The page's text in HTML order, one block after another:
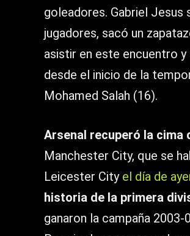
goleadores. Gabriel
jugadores, sacó un
asistir en este encuentro
desde el inicio de la
Mohamed Salah (16).
Arsenal recuperó la cima
Manchester City, que se
Leicester City el día de
historia de la primera
ganaron la campaña